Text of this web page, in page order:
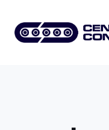
content